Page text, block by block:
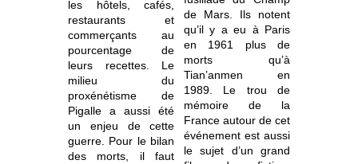
les hôtels, cafés,
restaurants et
commerçants au
pourcentage de
leurs recettes. Le
milieu du
proxénétisme de
Pigalle a aussi été
un enjeu de cette
guerre. Pour le bilan
des morts, il faut
de Mars. Ils notent
qu’il y a eu à Paris
en 1961 plus de
morts qu’à
Tian’anmen en
1989. Le trou de
mémoire de la
France autour de cet
événement est aussi
le sujet d’un grand